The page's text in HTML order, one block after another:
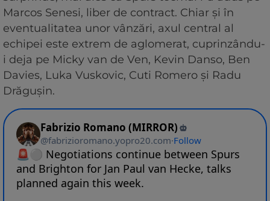
Marcos Senesi, liber de contract. Chiar și în
eventualitatea unor vânzări, axul central al
echipei este extrem de aglomerat, cuprinzându-
i deja pe Micky van de Ven, Kevin Danso, Ben
Davies, Luka Vuskovic, Cuti Romero și Radu
Drăgușin.